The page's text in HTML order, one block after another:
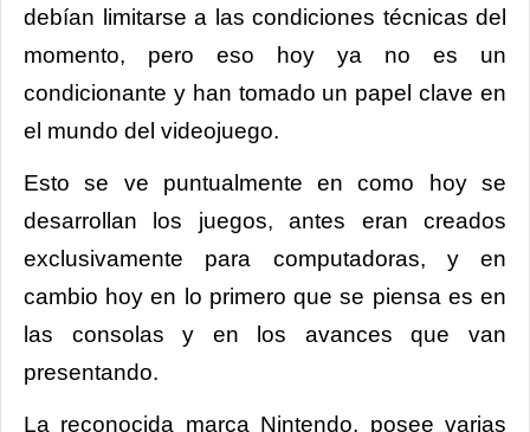
debían limitarse a las condiciones técnicas del
momento, pero eso hoy ya no es un
condicionante y han tomado un papel clave en
el mundo del videojuego.
Esto se ve puntualmente en como hoy se
desarrollan los juegos, antes eran creados
exclusivamente para computadoras, y en
cambio hoy en lo primero que se piensa es en
las consolas y en los avances que van
presentando.
La reconocida marca Nintendo, posee varias